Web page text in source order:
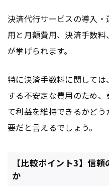
決済代行サービスの導入
用と月額費用、決済手数
が挙げられます。
特に決済手数料に関して
する不安定な費用のため、
て利益を維持できるかど
要だと言えるでしょう。
【比較ポイント3】信
か